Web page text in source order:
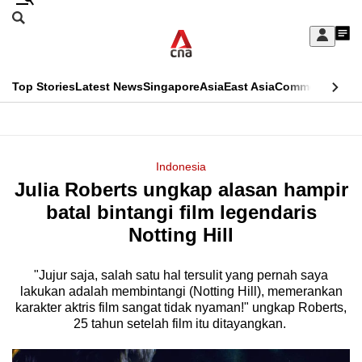
Skip
Sign
My
menu
Search
CNAR
Top StoriesLatest NewsSingaporeAsiaEast AsiaCommentary
Menu
Indonesia
Julia Roberts ungkap alasan hampir
batal bintangi film legendaris
Notting Hill
"Jujur saja, salah satu hal tersulit yang pernah saya
lakukan adalah membintangi (Notting Hill), memerankan
karakter aktris film sangat tidak nyaman!" ungkap Roberts,
25 tahun setelah film itu ditayangkan.
This
longer
supported
We
know
it's